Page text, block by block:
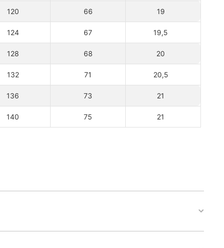
120 66 19
124 67 19,5
128 68 20
132 71 20,5
136 73 21
140 75 21